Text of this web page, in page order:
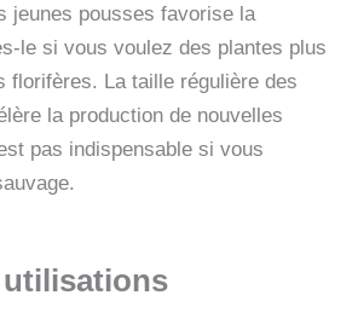
jeunes pousses favorise la
le si vous voulez des plantes plus
florifères. La taille régulière des
la production de nouvelles
pas indispensable si vous
utilisations